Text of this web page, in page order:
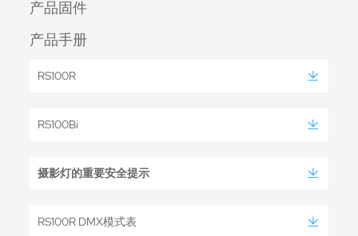
产品固件
产品手册
RS100R
RS100Bi
摄影灯的重要安全提示
RS100R DMX模式表